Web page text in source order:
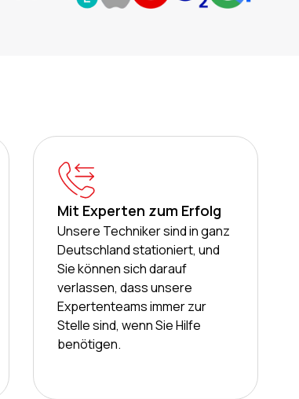
Mit Experten zum Erfolg
Unsere Techniker sind in ganz
Deutschland stationiert, und
Sie können sich darauf
verlassen, dass unsere
Expertenteams immer zur
Stelle sind, wenn Sie Hilfe
benötigen.